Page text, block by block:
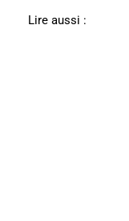
Lire aussi :